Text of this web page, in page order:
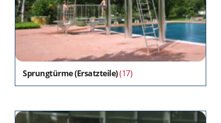
Sprungtürme (Ersatzteile)(17)